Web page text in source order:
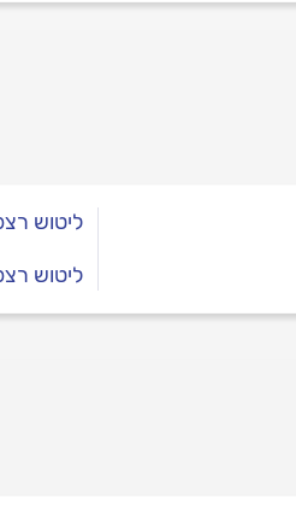
ליטוש
ליטוש